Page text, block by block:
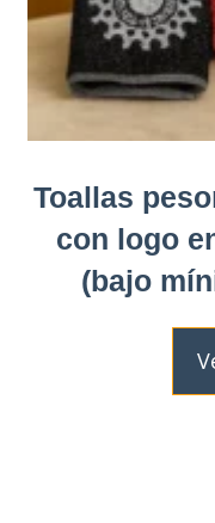
Toallas
con logo
(bajo